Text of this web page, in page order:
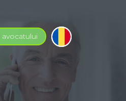
avocatului